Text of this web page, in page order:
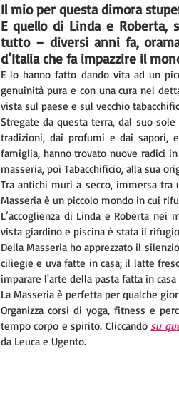
Il mio per questa dimora
E quello di Linda e Roberta,
tutto – diversi anni fa,
d’Italia che fa impazzire il
E lo hanno fatto dando vita ad un
genuinità pura e con una cura nel
vista sul paese e sul vecchio
Stregate da questa terra, dal suo
tradizioni, dai profumi e dai sapori,
famiglia, hanno trovato nuove radici
masseria, poi Tabacchificio, alla sua
Tra antichi muri a secco, immersa
Masseria è un piccolo mondo in cui
L’accoglienza di Linda e Roberta
vista giardino e piscina è stata il
Della Masseria ho apprezzato il
ciliegie e uva fatte in casa; il latte
imparare l'arte della pasta fatta in
La Masseria è perfetta per qualche
Organizza corsi di yoga, fitness e
tempo corpo e spirito. Cliccando su
da Leuca e Ugento.